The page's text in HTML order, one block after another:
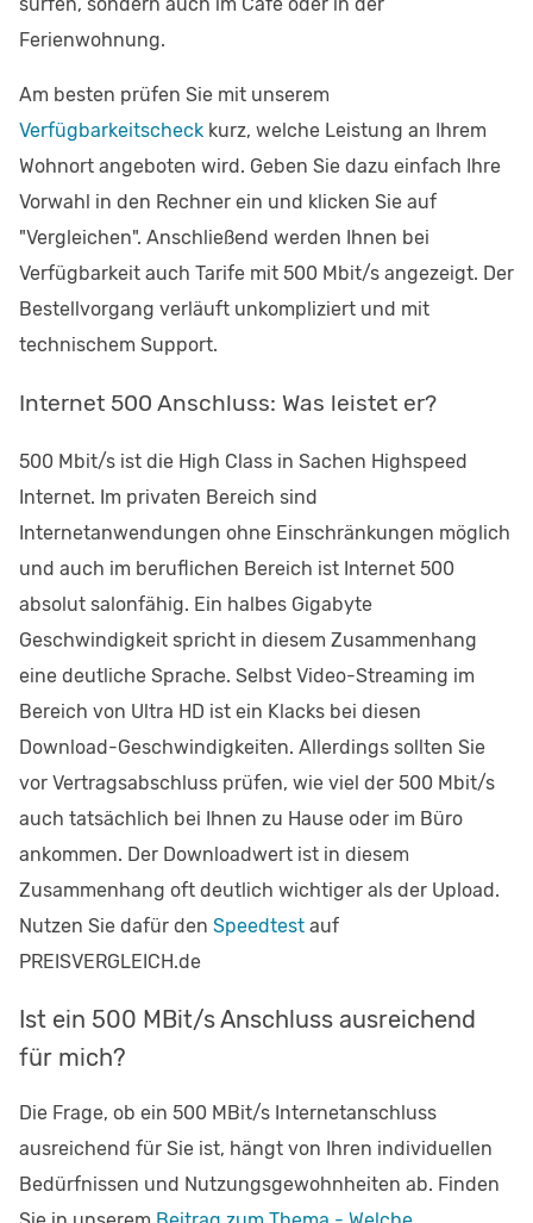
Ferienwohnung.
Am besten prüfen Sie mit unserem
Verfügbarkeitscheck kurz, welche Leistung an Ihrem
Wohnort angeboten wird. Geben Sie dazu einfach Ihre
Vorwahl in den Rechner ein und klicken Sie auf
"Vergleichen". Anschließend werden Ihnen bei
Verfügbarkeit auch Tarife mit 500 Mbit/s angezeigt. Der
Bestellvorgang verläuft unkompliziert und mit
technischem Support.
Internet 500 Anschluss: Was leistet er?
500 Mbit/s ist die High Class in Sachen Highspeed
Internet. Im privaten Bereich sind
Internetanwendungen ohne Einschränkungen möglich
und auch im beruflichen Bereich ist Internet 500
absolut salonfähig. Ein halbes Gigabyte
Geschwindigkeit spricht in diesem Zusammenhang
eine deutliche Sprache. Selbst Video-Streaming im
Bereich von Ultra HD ist ein Klacks bei diesen
Download-Geschwindigkeiten. Allerdings sollten Sie
vor Vertragsabschluss prüfen, wie viel der 500 Mbit/s
auch tatsächlich bei Ihnen zu Hause oder im Büro
ankommen. Der Downloadwert ist in diesem
Zusammenhang oft deutlich wichtiger als der Upload.
Nutzen Sie dafür den Speedtest auf
PREISVERGLEICH.de
Ist ein 500 MBit/s Anschluss ausreichend
für mich?
Die Frage, ob ein 500 MBit/s Internetanschluss
ausreichend für Sie ist, hängt von Ihren individuellen
Bedürfnissen und Nutzungsgewohnheiten ab. Finden